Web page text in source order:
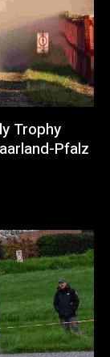
Trophy
Pfalz